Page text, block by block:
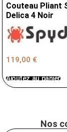
Couteau Pliant
Delica 4 Noir
119,00 €
Ajoutez au panier
Nos